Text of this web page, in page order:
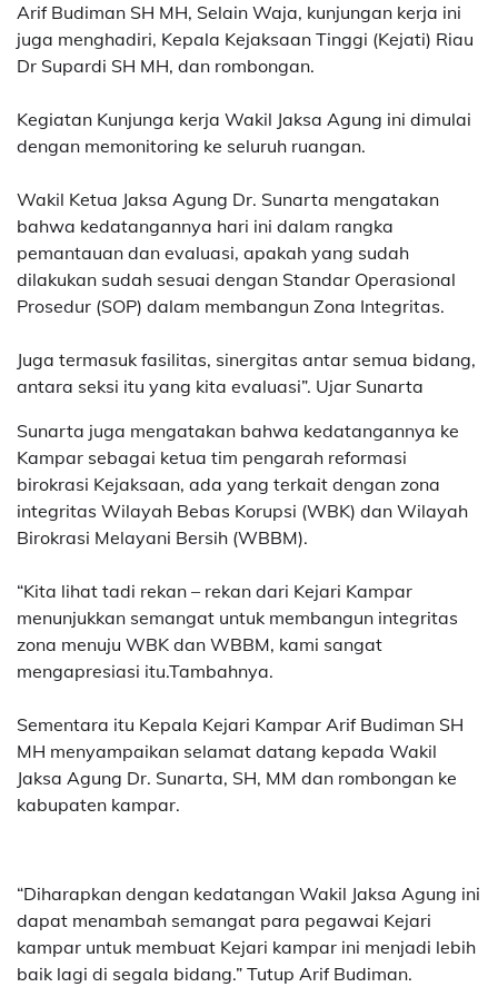
Arif Budiman SH MH, Selain Waja, kunjungan kerja ini
juga menghadiri, Kepala Kejaksaan Tinggi (Kejati) Riau
Dr Supardi SH MH, dan rombongan.
Kegiatan Kunjunga kerja Wakil Jaksa Agung ini dimulai
dengan memonitoring ke seluruh ruangan.
Wakil Ketua Jaksa Agung Dr. Sunarta mengatakan
bahwa kedatangannya hari ini dalam rangka
pemantauan dan evaluasi, apakah yang sudah
dilakukan sudah sesuai dengan Standar Operasional
Prosedur (SOP) dalam membangun Zona Integritas.
Juga termasuk fasilitas, sinergitas antar semua bidang,
antara seksi itu yang kita evaluasi”. Ujar Sunarta
Sunarta juga mengatakan bahwa kedatangannya ke
Kampar sebagai ketua tim pengarah reformasi
birokrasi Kejaksaan, ada yang terkait dengan zona
integritas Wilayah Bebas Korupsi (WBK) dan Wilayah
Birokrasi Melayani Bersih (WBBM).
“Kita lihat tadi rekan – rekan dari Kejari Kampar
menunjukkan semangat untuk membangun integritas
zona menuju WBK dan WBBM, kami sangat
mengapresiasi itu.Tambahnya.
Sementara itu Kepala Kejari Kampar Arif Budiman SH
MH menyampaikan selamat datang kepada Wakil
Jaksa Agung Dr. Sunarta, SH, MM dan rombongan ke
kabupaten kampar.
“Diharapkan dengan kedatangan Wakil Jaksa Agung ini
dapat menambah semangat para pegawai Kejari
kampar untuk membuat Kejari kampar ini menjadi lebih
baik lagi di segala bidang.” Tutup Arif Budiman.